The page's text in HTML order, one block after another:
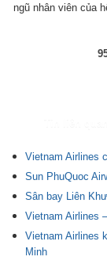
ngũ nhân viên của
Vietnam Airlines
Sun PhuQuoc
Sân bay Liên
Vietnam Airlines
Vietnam Airlines
Minh